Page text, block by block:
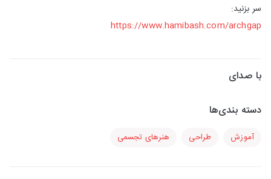
سر بزنید:
https://www.hamibash.com/archgap
با صدای
دسته بندی‌ها
آموزش طراحی هنرهای تجسمی